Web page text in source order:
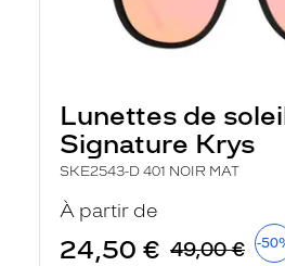
Lunettes de
Signature Krys
SKE2543-D 401 NOIR MAT
À partir de
24,50 € 49,00 € -